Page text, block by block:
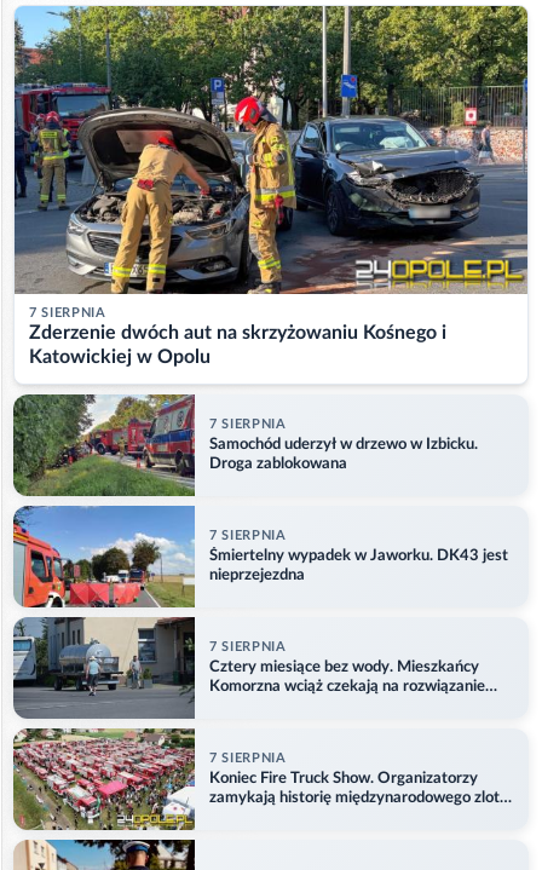
7 SIERPNIA
Zderzenie dwóch aut na skrzyżowaniu Kośnego i
Katowickiej w Opolu
7 SIERPNIA
Samochód uderzył w drzewo w Izbicku.
Droga zablokowana
7 SIERPNIA
Śmiertelny wypadek w Jaworku. DK43 jest
nieprzejezdna
7 SIERPNIA
Cztery miesiące bez wody. Mieszkańcy
Komorzna wciąż czekają na rozwiązanie
7 SIERPNIA
Koniec Fire Truck Show. Organizatorzy
zamykają historię międzynarodowego zlotu